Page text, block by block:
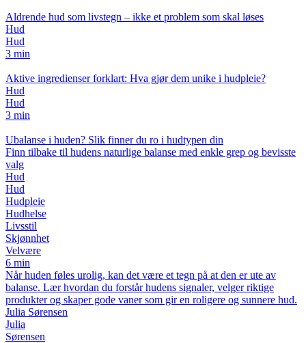
Aldrende hud som livstegn – ikke et problem som skal løses
Hud
Hud
3 min
Aktive ingredienser forklart: Hva gjør dem unike i hudpleie?
Hud
Hud
3 min
Ubalanse i huden? Slik finner du ro i hudtypen din
Finn tilbake til hudens naturlige balanse med enkle grep og bevisste
valg
Hud
Hud
Hudpleie
Hudhelse
Livsstil
Skjønnhet
Velvære
6 min
Når huden føles urolig, kan det være et tegn på at den er ute av
balanse. Lær hvordan du forstår hudens signaler, velger riktige
produkter og skaper gode vaner som gir en roligere og sunnere hud.
Julia Sørensen
Julia
Sørensen